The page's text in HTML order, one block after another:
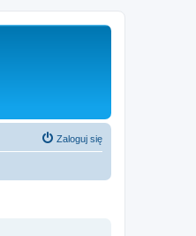
Zaloguj się